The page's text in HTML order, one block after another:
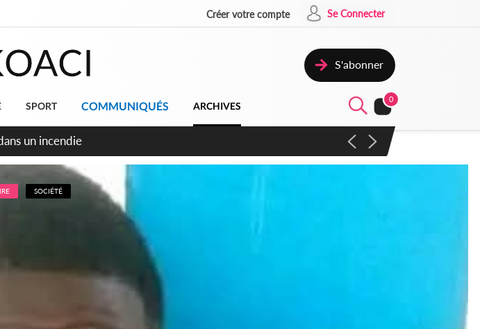
Créer votre compte Se Connecter
S'abonner
SPORT COMMUNIQUÉS ARCHIVES
0
transformée en vaste campagne contre les produits
SOCIÉTÉ